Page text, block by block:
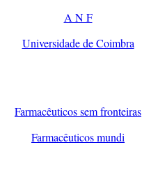
A N F
Universidade de Coimbra
Farmacêuticos sem fronteiras
Farmacêuticos mundi